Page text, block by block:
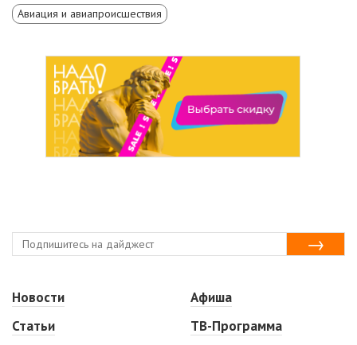
Авиация и авиапроисшествия
Новости
Статьи
Афиша
ТВ-Программа